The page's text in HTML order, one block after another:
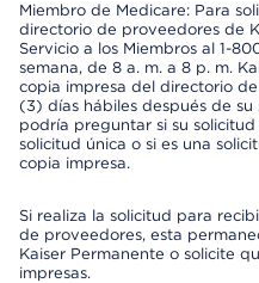
Miembro de Medicare: Para
directorio de proveedores de
Servicio a los Miembros al 1-
semana, de 8 a. m. a 8 p. m.
copia impresa del directorio
(3) días hábiles después de
podría preguntar si su
solicitud única o si es una
copia impresa.
Si realiza la solicitud para
de proveedores, esta
Kaiser Permanente o solicite
impresas.